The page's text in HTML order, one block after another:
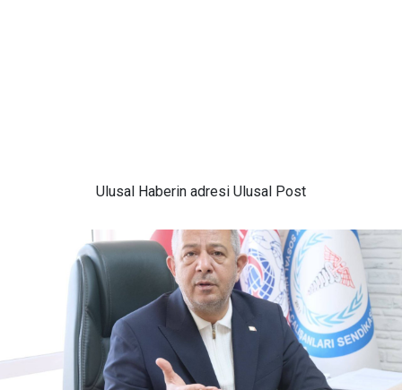
Ulusal Haberin adresi Ulusal Post